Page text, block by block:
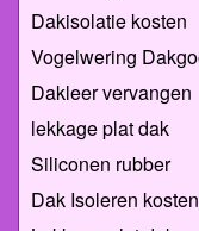
Dakisolatie kosten
Vogelwering
Dakleer vervangen
lekkage plat dak
Siliconen rubber
Dak Isoleren kosten